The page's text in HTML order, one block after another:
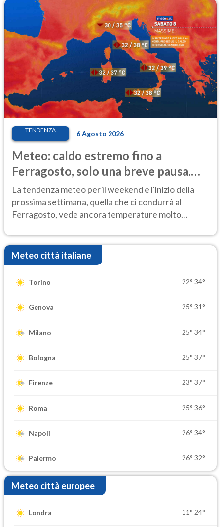
TENDENZA 6 Agosto 2026
Meteo: caldo estremo fino a
Ferragosto, solo una breve pausa.
Ecco dove
La tendenza meteo per il weekend e l'inizio della
prossima settimana, quella che ci condurrà al
Ferragosto, vede ancora temperature molto
Meteo città italiane
Torino 22° 34°
Genova 25° 31°
Milano 25° 34°
Bologna 25° 37°
Firenze 23° 37°
Roma 25° 36°
Napoli 26° 34°
Palermo 26° 32°
Meteo città europee
Londra 11° 24°